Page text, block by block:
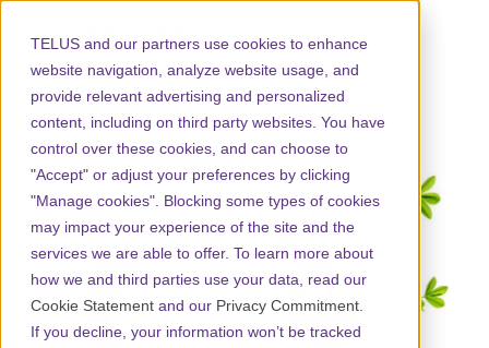
TELUS and our partners use cookies to enhance
website navigation, analyze website usage, and
provide relevant advertising and personalized
content, including on third party websites. You have
control over these cookies, and can choose to
"Accept" or adjust your preferences by clicking
"Manage cookies". Blocking some types of cookies
may impact your experience of the site and the
services we are able to offer. To learn more about
how we and third parties use your data, read our
Cookie Statement and our Privacy Commitment
If you decline, your information won’t be tracked
English